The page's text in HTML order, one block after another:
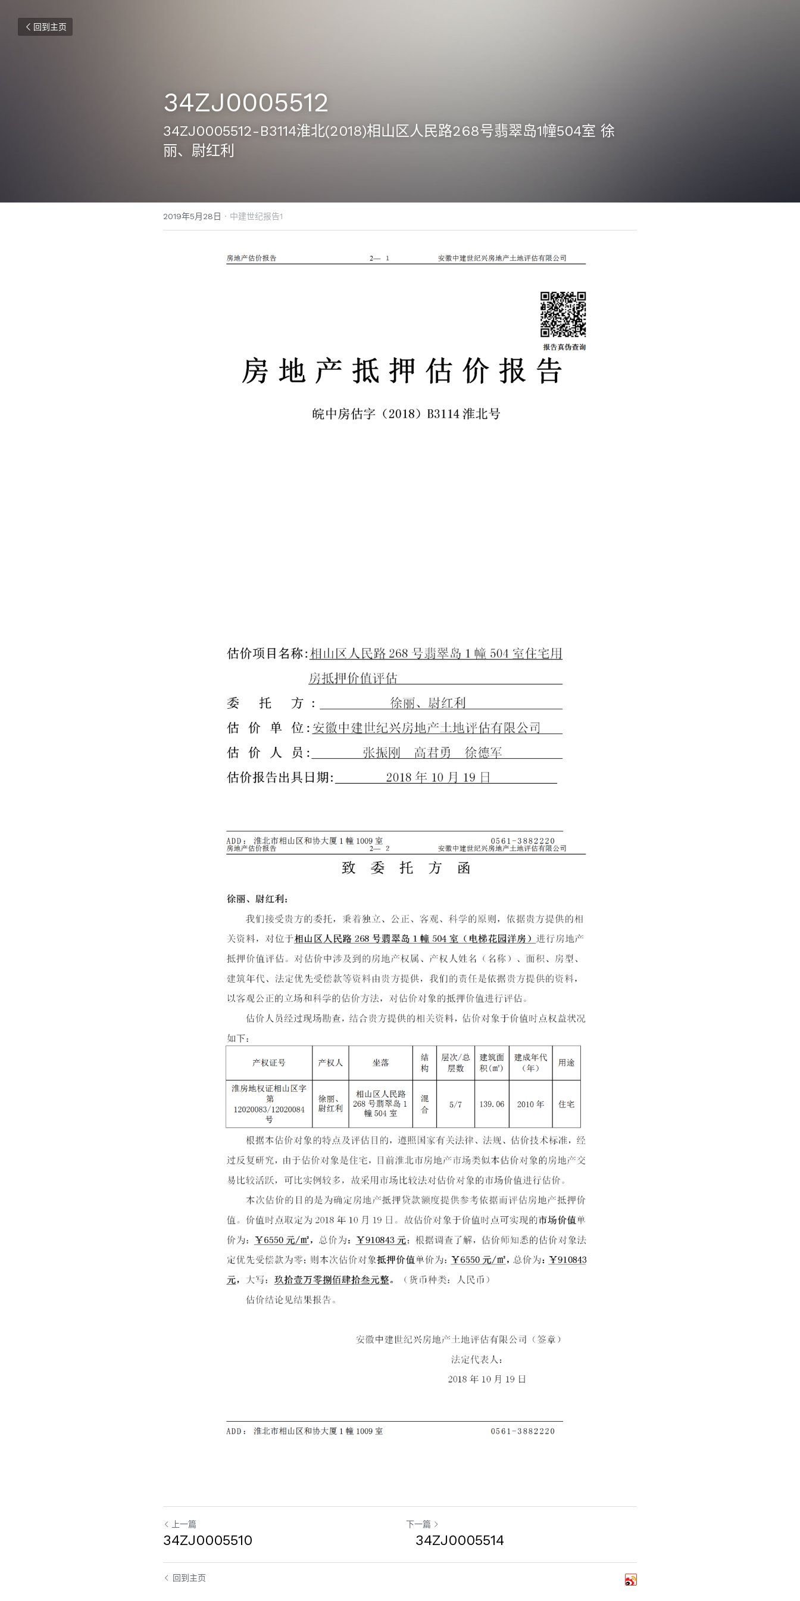
回到主页
34ZJ0005512
34ZJ0005512-B3114淮北(2018)相山区人民路268号翡翠岛1幢504室 徐
丽、尉红利
2019年5月28日 · 中建世纪报告1
上一篇
34ZJ0005510
下一篇
34ZJ0005514
回到主页